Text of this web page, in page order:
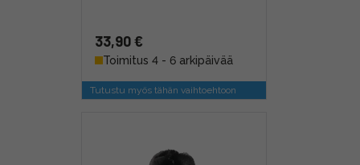
33,90 €
Toimitus 4 - 6 arkipäivää
Tutustu myös tähän vaihtoehtoon